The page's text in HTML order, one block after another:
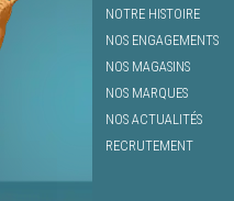
NOTRE HISTOIRE
NOS ENGAGEMENTS
NOS MAGASINS
NOS MARQUES
NOS ACTUALITÉS
RECRUTEMENT